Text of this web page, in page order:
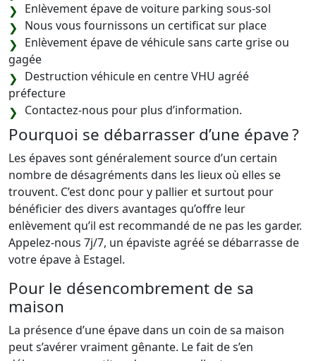
Enlèvement épave de voiture parking sous-sol
Nous vous fournissons un certificat sur place
Enlèvement épave de véhicule sans carte grise ou
gagée
Destruction véhicule en centre VHU agréé
préfecture
Contactez-nous pour plus d’information.
Pourquoi se débarrasser d’une épave ?
Les épaves sont généralement source d’un certain
nombre de désagréments dans les lieux où elles se
trouvent. C’est donc pour y pallier et surtout pour
bénéficier des divers avantages qu’offre leur
enlèvement qu’il est recommandé de ne pas les garder.
Appelez-nous 7j/7, un épaviste agréé se débarrasse de
votre épave à Estagel.
Pour le désencombrement de sa
maison
La présence d’une épave dans un coin de sa maison
peut s’avérer vraiment gênante. Le fait de s’en